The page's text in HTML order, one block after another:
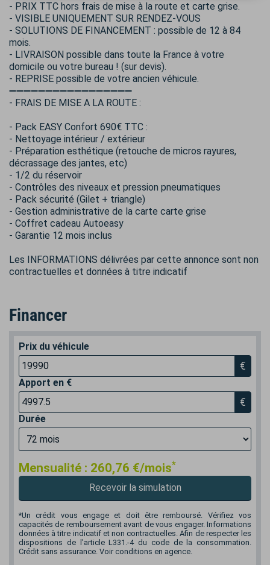
- PRIX TTC hors frais de mise à la route et carte grise.
- VISIBLE UNIQUEMENT SUR RENDEZ-VOUS
- SOLUTIONS DE FINANCEMENT : possible de 12 à 84
mois.
- LIVRAISON possible dans toute la France à votre
domicile ou votre bureau ! (sur devis).
- REPRISE possible de votre ancien véhicule.
➖➖➖➖➖➖➖➖➖➖➖➖➖➖➖➖➖
- FRAIS DE MISE A LA ROUTE :
- Pack EASY Confort 690€ TTC :
- Nettoyage intérieur / extérieur
- Préparation esthétique (retouche de micros rayures,
décrassage des jantes, etc)
- 1/2 du réservoir
- Contrôles des niveaux et pression pneumatiques
- Pack sécurité (Gilet + triangle)
- Gestion administrative de la carte carte grise
- Coffret cadeau Autoeasy
- Garantie 12 mois inclus
Les INFORMATIONS délivrées par cette annonce sont non
contractuelles et données à titre indicatif
Financer
Prix du véhicule
€
Apport en €
€
Durée
Mensualité : 260,76 €/mois*
Recevoir la simulation
*Un crédit vous engage et doit être remboursé. Vérifiez vos
capacités de remboursement avant de vous engager. Informations
données à titre indicatif et non contractuelles. Afin de respecter les
dispositions de l'article L331.-4 du code de la consommation.
Crédit sans assurance. Voir conditions en agence.